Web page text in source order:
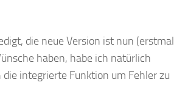
die neue Version ist nun (erstmal
haben, habe ich natürlich
integrierte Funktion um Fehler zu